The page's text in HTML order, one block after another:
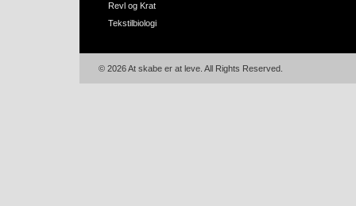
Revl og Krat
Tekstilbiologi
© 2026 At skabe er at leve. All Rights Reserved.